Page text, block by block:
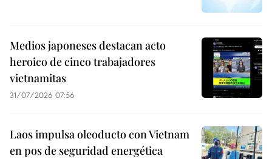
Medios japoneses destacan acto
heroico de cinco trabajadores
vietnamitas
31/07/2026 07:56
Laos impulsa oleoducto con Vietnam
en pos de seguridad energética